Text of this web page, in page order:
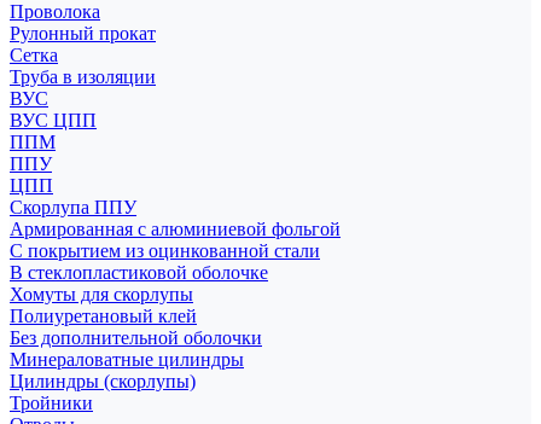
Проволока
Рулонный прокат
Сетка
Труба в изоляции
ВУС
ВУС ЦПП
ППМ
ППУ
ЦПП
Скорлупа ППУ
Армированная с алюминиевой фольгой
С покрытием из оцинкованной стали
В стеклопластиковой оболочке
Хомуты для скорлупы
Полиуретановый клей
Без дополнительной оболочки
Минераловатные цилиндры
Цилиндры (скорлупы)
Тройники